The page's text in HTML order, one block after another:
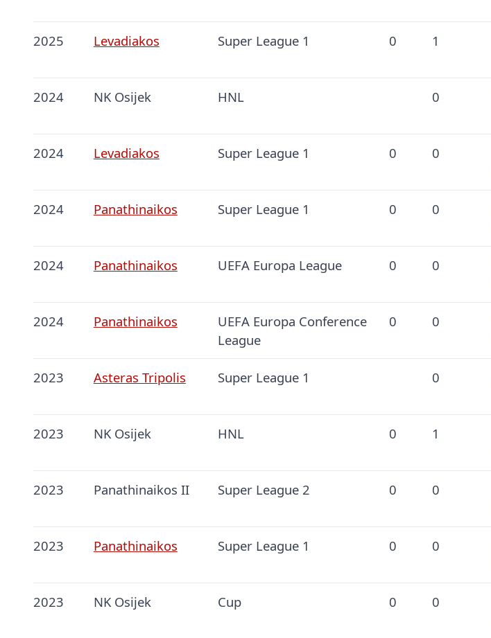
2025 Levadiakos Super League 1 0 1
2024 NK Osijek HNL 0
2024 Levadiakos Super League 1 0 0
2024 Panathinaikos Super League 1 0 0
2024 Panathinaikos UEFA Europa League 0 0
2024 Panathinaikos
UEFA Europa Conference
League
0 0
2023 Asteras Tripolis Super League 1 0
2023 NK Osijek HNL 0 1
2023 Panathinaikos II Super League 2 0 0
2023 Panathinaikos Super League 1 0 0
2023 NK Osijek Cup 0 0